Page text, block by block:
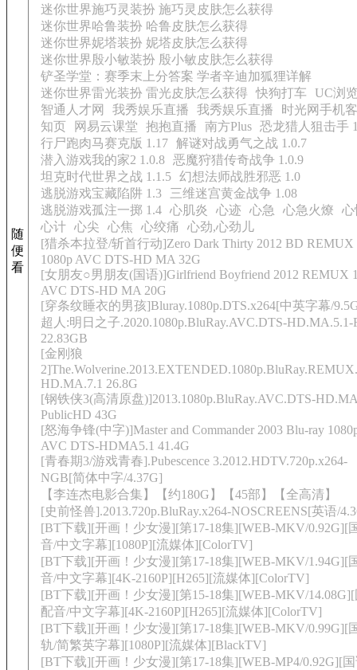
随
便
看
迷你世界施巧灵装扮 施巧灵皮肤怎么获得
迷你世界哈鲁装扮 哈鲁皮肤怎么获得
迷你世界妮塔装扮 妮塔皮肤怎么获得
迷你世界殷小敏装扮 殷小敏皮肤怎么获得
铲圣学堂：赛季末上分答案 学者辛迪加狐狸详解
迷你世界雷光装扮 雷光皮肤怎么获得
快狗打车
UC浏
智通人才网
我秀娱乐直播 我秀娱乐直播
时光网手机
知页
网易云课堂 抱抱直播 南方Plus 恐龙猎人狙击手
行尸跑肉马赛克版 1.17 解谜对战勇气之战 1.0.7
潜入游戏我的家2 1.0.8 恶魔狩猎传奇战争 1.0.9
坦克时代世界之战 1.1.5 幻想法师战胜邪恶 1.0
逃脱游戏宝藏陷阱 1.3
三维迷宫黄金战争 1.08
逃脱游戏孤注一掷 1.4 心肌炎 心迹 心急 心急火燎
心
心计 心尖 心焦 心绞痛
心劲,心劲儿
[猎杀本拉登/斩首行动]Zero Dark Thirty 2012 BD REMUX
1080p AVC DTS-HD MA 32G
[女朋友○男朋友(国语)]Girlfriend Boyfriend 2012 REMUX
AVC DTS-HD MA 20G
[穿条纹睡衣的男孩]Bluray.1080p.DTS.x264[中英字幕/
超人:明日之子.2020.1080p.BluRay.AVC.DTS-HD.MA.5.1-
22.83GB
[金刚狼
HD.MA.7.1 26.8G
[钢铁侠3(高清原盘)]2013.1080p.BluRay.AVC.DTS-
PublicHD 43G
[怒海争锋(中字)]Master and Commander 2003 Blu-ray
AVC DTS-HDMA5.1 41.4G
[青春期3/游戏青春].Pubescence 3.2012.HDTV.720p.x264-
NGB[简体中字/4.37G]
【李连杰电影合集】【约180G】【45部】【全高清】
[史前怪兽].2013.720p.BluRay.x264-NOSCREENS[英语/
[BT下载][开画！少女漫][第17-18集][WEB-MKV/0.92G][
音/中文字幕][1080P][流媒体][ColorTV]
[BT下载][开画！少女漫][第17-18集][WEB-MKV/1.94G][
音/中文字幕][4K-2160P][H265][流媒体][ColorTV]
[BT下载][开画！少女漫][第15-18集][WEB-MKV/
配音/中文字幕][4K-2160P][H265][流媒体][ColorTV]
[BT下载][开画！少女漫][第17-18集][WEB-MKV/0.99G][
轨/简繁英字幕][1080P][流媒体][BlackTV]
[BT下载][开画！少女漫][第17-18集][WEB-MP4/0.92G][